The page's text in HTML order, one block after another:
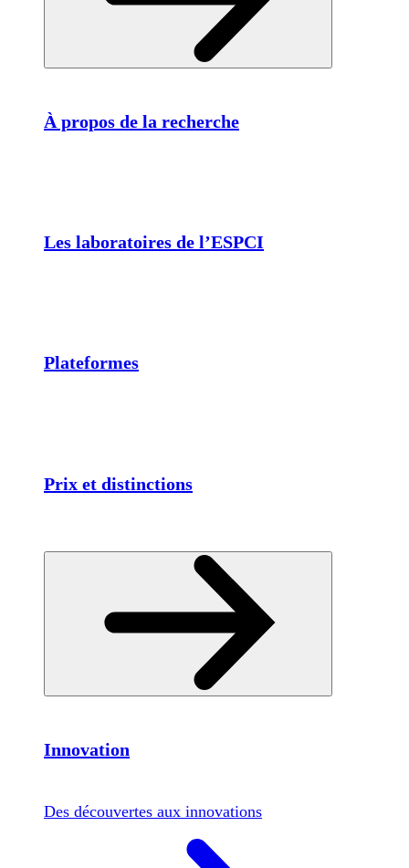
À propos de la recherche
Les laboratoires de l’ESPCI
Plateformes
Prix et distinctions
Innovation
Des découvertes aux innovations